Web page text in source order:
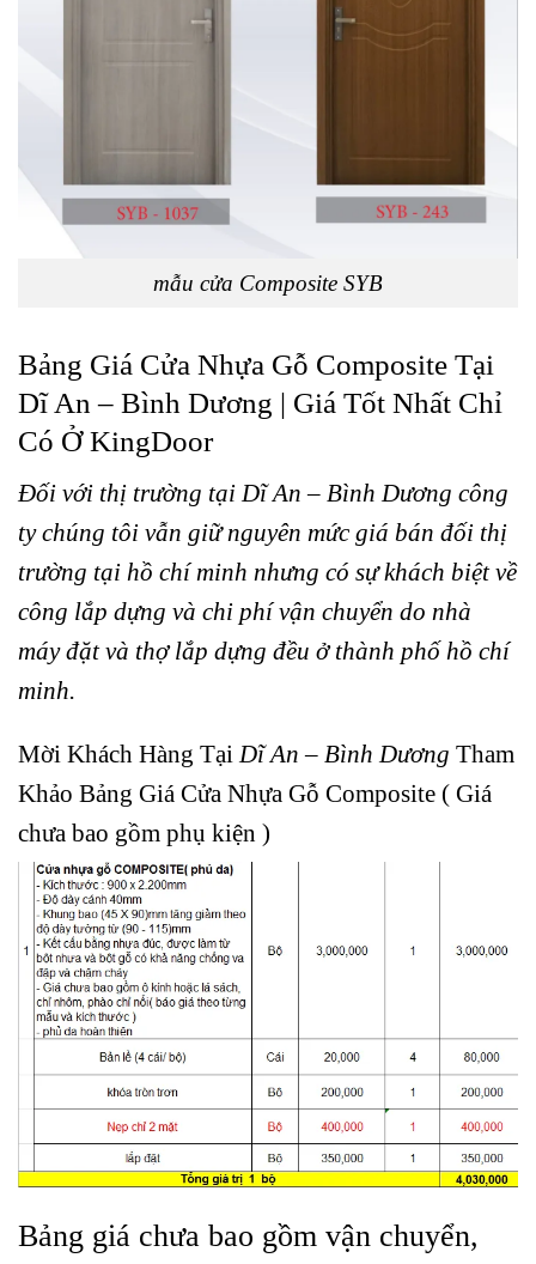
mẫu cửa Composite SYB
Bảng Giá Cửa Nhựa Gỗ Composite Tại
Dĩ An – Bình Dương | Giá Tốt Nhất Chỉ
Có Ở KingDoor
Đối với thị trường tại Dĩ An – Bình Dương công
ty chúng tôi vẫn giữ nguyên mức giá bán đối thị
trường tại hồ chí minh nhưng có sự khách biệt về
công lắp dựng và chi phí vận chuyển do nhà
máy đặt và thợ lắp dựng đều ở thành phố hồ chí
minh.
Mời Khách Hàng Tại Dĩ An – Bình Dương Tham
Khảo Bảng Giá Cửa Nhựa Gỗ Composite ( Giá
chưa bao gồm phụ kiện )
Bảng giá chưa bao gồm vận chuyển,